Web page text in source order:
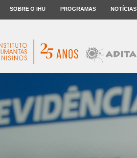
SOBRE O IHU PROGRAMAS NOTÍCIAS